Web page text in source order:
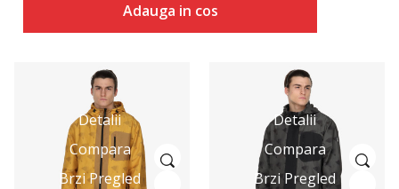
Adauga in cos
Detalii
Compara
Brzi Pregled
Detalii
Compara
Brzi Pregled